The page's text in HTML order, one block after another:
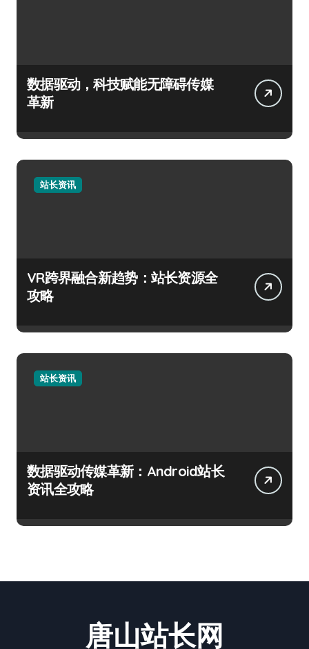
数据驱动，科技赋能无障碍传媒
革新
站长资讯
VR跨界融合新趋势：站长资源全
攻略
站长资讯
数据驱动传媒革新：Android站长
资讯全攻略
唐山站长网